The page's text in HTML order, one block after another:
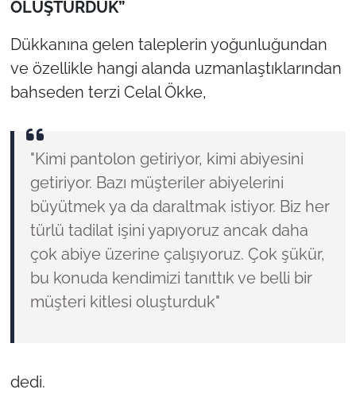
OLUŞTURDUK”
Dükkanına gelen taleplerin yoğunluğundan
ve özellikle hangi alanda uzmanlaştıklarından
bahseden terzi Celal Ökke,
"Kimi pantolon getiriyor, kimi abiyesini
getiriyor. Bazı müşteriler abiyelerini
büyütmek ya da daraltmak istiyor. Biz her
türlü tadilat işini yapıyoruz ancak daha
çok abiye üzerine çalışıyoruz. Çok şükür,
bu konuda kendimizi tanıttık ve belli bir
müşteri kitlesi oluşturduk"
dedi.